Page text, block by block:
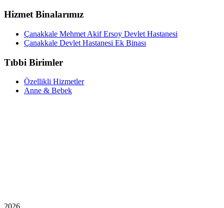
Hizmet Binalarımız
Çanakkale Mehmet Akif Ersoy Devlet Hastanesi
Çanakkale Devlet Hastanesi Ek Binası
Tıbbi Birimler
Özellikli Hizmetler
Anne & Bebek